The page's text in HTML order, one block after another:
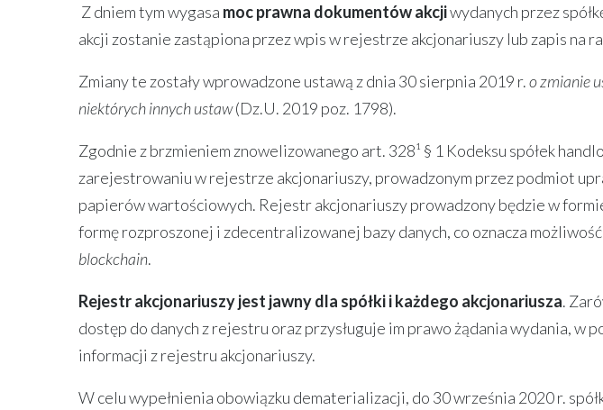
Z dniem tym wygasa moc prawna dokumentów akcjiwydanych przez
akcji zostanie zastąpiona przez wpis w rejestrze akcjonariuszy lub zapis na
Zmiany te zostały wprowadzone ustawą z dnia 30 sierpnia 2019 r.o zmianie
niektórych innych ustaw(Dz.U. 2019 poz. 1798).
Zgodnie z brzmieniem znowelizowanego art. 328¹ § 1 Kodeksu spółek
zarejestrowaniu w rejestrze akcjonariuszy, prowadzonym przez podmiot
papierów wartościowych. Rejestr akcjonariuszy prowadzony będzie w
formę rozproszonej i zdecentralizowanej bazy danych, co oznacza
blockchain.
Rejestr akcjonariuszy jest jawny dla spółki i każdego akcjonariusza.
dostęp do danych z rejestru oraz przysługuje im prawo żądania wydania,
informacji z rejestru akcjonariuszy.
W celu wypełnienia obowiązku dematerializacji, do 30 września 2020 r.